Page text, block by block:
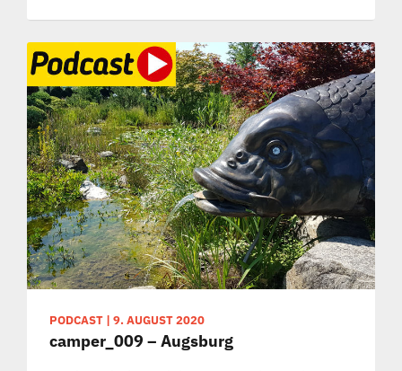
PODCAST | 9. AUGUST 2020
camper_009 – Augsburg